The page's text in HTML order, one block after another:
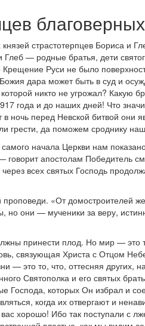
страстотерпцев Бориса и
— родные братья, дети
Руси не было
дара может быть в суд и
никто не угрожал? Какую
года и до наших дней! Что
перед Невской битвой
грести, да поможем сроднику
начала Церкви нам
апостолам Победитель
всех святых Господь
«От домостроителей
но они — мученики за веру,
принести плод. Но мир — это
связующая Христа с Отцом
— это то, что, оттесняя
Святополка и его святых
Господа, которых Он избрал и
когда их отвергают и
хорошо! Ибо так поступали с